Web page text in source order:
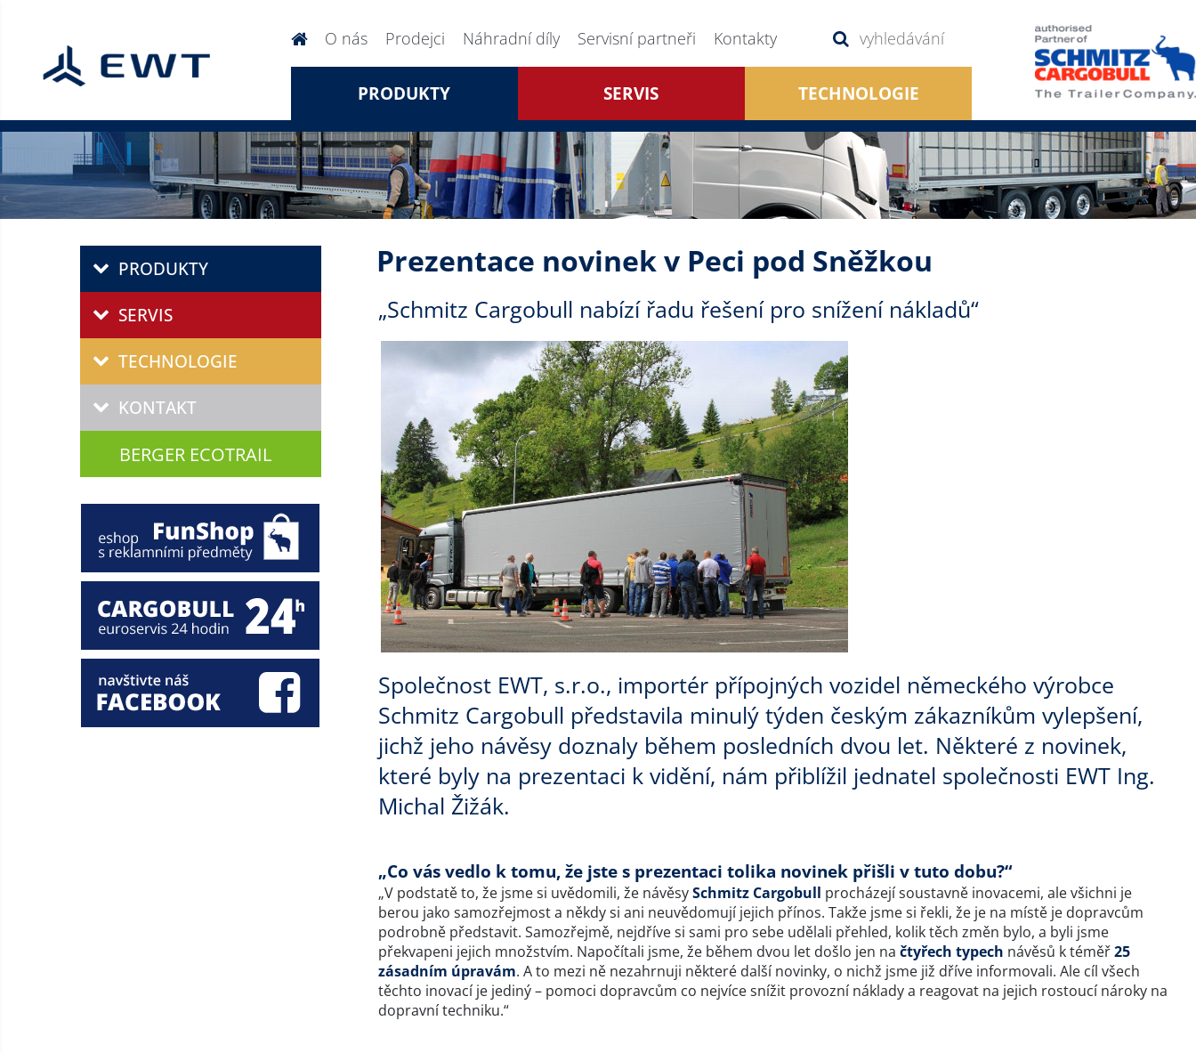
O nás Prodejci Náhradní díly Servisní partneři Kontakty
PRODUKTY SERVIS TECHNOLOGIE
Prezentace novinek v Peci pod Sněžkou
„Schmitz Cargobull nabízí řadu řešení pro snížení nákladů“
Společnost EWT, s.r.o., importér přípojných vozidel německého výrobce
Schmitz Cargobull představila minulý týden českým zákazníkům vylepšení,
jichž jeho návěsy doznaly během posledních dvou let. Některé z novinek,
které byly na prezentaci k vidění, nám přiblížil jednatel společnosti EWT Ing.
Michal Žižák.
„Co vás vedlo k tomu, že jste s prezentaci tolika novinek přišli v tuto dobu?“
„V podstatě to, že jsme si uvědomili, že návěsySchmitz Cargobull procházejí soustavně inovacemi, ale všichni je
berou jako samozřejmost a někdy si ani neuvědomují jejich přínos. Takže jsme si řekli, že je na místě je dopravcům
podrobně představit. Samozřejmě, nejdříve si sami pro sebe udělali přehled, kolik těch změn bylo, a byli jsme
překvapeni jejich množstvím. Napočítali jsme, že během dvou let došlo jen na čtyřech typech návěsů k téměř25
zásadním úpravám. A to mezi ně nezahrnuji některé další novinky, o nichž jsme již dříve informovali. Ale cíl všech
těchto inovací je jediný – pomoci dopravcům co nejvíce snížit provozní náklady a reagovat na jejich rostoucí nároky na
dopravní techniku.“
PRODUKTY
SERVIS
TECHNOLOGIE
KONTAKT
BERGER ECOTRAIL